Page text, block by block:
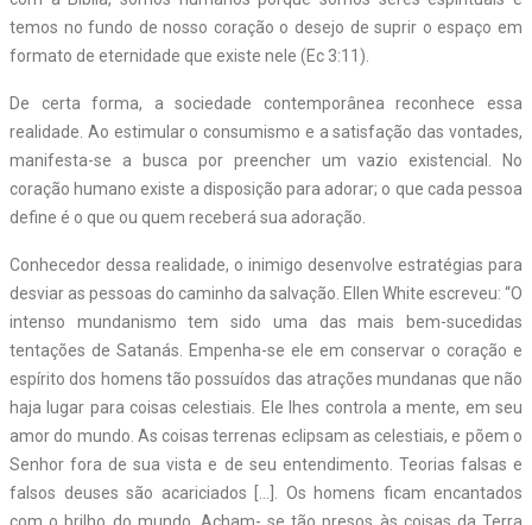
temos no fundo de nosso coração o desejo de suprir o espaço em
formato de eternidade que existe nele (Ec 3:11).
De certa forma, a sociedade contemporânea reconhece essa
realidade. Ao estimular o consumismo e a satisfação das vontades,
manifesta-se a busca por preencher um vazio existencial. No
coração humano existe a disposição para adorar; o que cada pessoa
define é o que ou quem receberá sua adoração.
Conhecedor dessa realidade, o inimigo desenvolve estratégias para
desviar as pessoas do caminho da salvação. Ellen White escreveu: “O
intenso mundanismo tem sido uma das mais bem-sucedidas
tentações de Satanás. Empenha-se ele em conservar o coração e
espírito dos homens tão possuídos das atrações mundanas que não
haja lugar para coisas celestiais. Ele lhes controla a mente, em seu
amor do mundo. As coisas terrenas eclipsam as celestiais, e põem o
Senhor fora de sua vista e de seu entendimento. Teorias falsas e
falsos deuses são acariciados […]. Os homens ficam encantados
com o brilho do mundo. Acham- se tão presos às coisas da Terra